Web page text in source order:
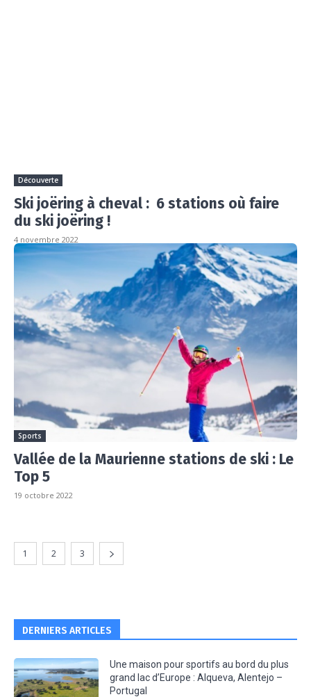
Découverte
Ski joëring à cheval : 6 stations où faire
du ski joëring !
4 novembre 2022
Sports
Vallée de la Maurienne stations de ski : Le
Top 5
19 octobre 2022
1 2 3
DERNIERS ARTICLES
Une maison pour sportifs au bord du plus
grand lac d’Europe : Alqueva, Alentejo –
Portugal